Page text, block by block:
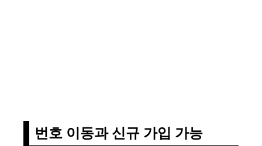
번호 이동과 신규 가입 가능